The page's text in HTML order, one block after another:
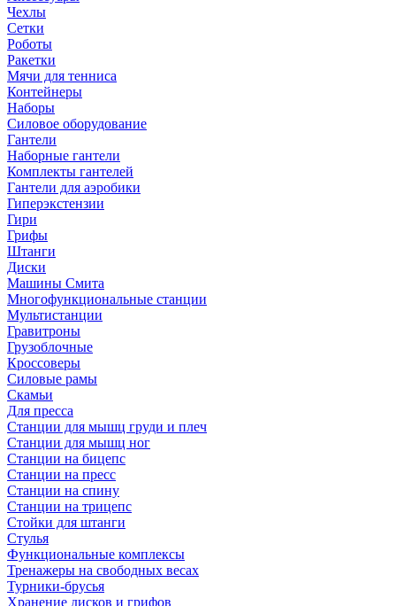
Чехлы
Сетки
Роботы
Ракетки
Мячи для тенниса
Контейнеры
Наборы
Силовое оборудование
Гантели
Наборные гантели
Комплекты гантелей
Гантели для аэробики
Гиперэкстензии
Гири
Грифы
Штанги
Диски
Машины Смита
Многофункциональные станции
Мультистанции
Гравитроны
Грузоблочные
Кроссоверы
Силовые рамы
Скамьи
Для пресса
Станции для мышц груди и плеч
Станции для мышц ног
Станции на бицепс
Станции на пресс
Станции на спину
Станции на трицепс
Стойки для штанги
Стулья
Функциональные комплексы
Тренажеры на свободных весах
Турники-брусья
Хранение дисков и грифов